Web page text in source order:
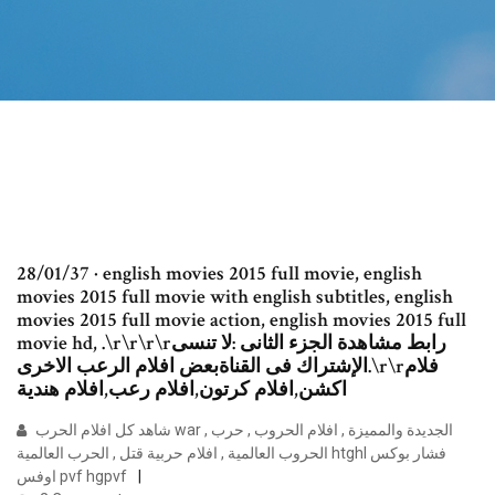
28/01/37 · english movies 2015 full movie, english
movies 2015 full movie with english subtitles, english
movies 2015 full movie action, english movies 2015 full
movie hd, .\r\r\r\rرابط مشاهدة الجزء الثانى :لا تنسى
الإشتراك فى القناةبعض افلام الرعب الاخرى.\r\rفلام
اكشن,افلام كرتون,افلام رعب,افلام هندية
الحروب العالمية , افلام حربية قتل , الحرب العالمية htghl فشار بوكس
اوفس pvf hgpvf